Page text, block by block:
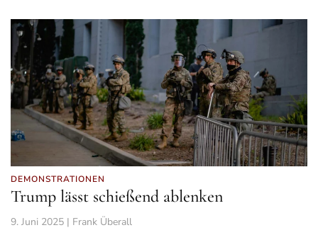
DEMONSTRATIONEN
Trump lässt schießend ablenken
9. Juni 2025 | Frank Überall